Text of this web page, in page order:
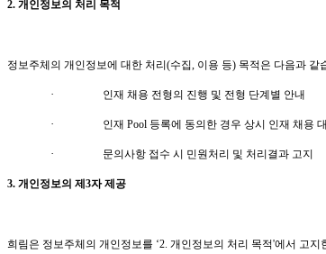
2. 개인정보의 처리 목적
정보주체의 개인정보에 대한 처리(수집 이용 등) 목적은 다음과 같
· 인재 채용 전형의 진행 및 전형 단계별 안내
· 인재 Pool 등록에 동의한 경우 상시 인재 채용
· 문의사항 접수 시 민원처리 및 처리결과 고지
3. 개인정보의 제3자 제공
희림은 정보주체의 개인정보를 ‘2. 개인정보의 처리 목적'에서 고지